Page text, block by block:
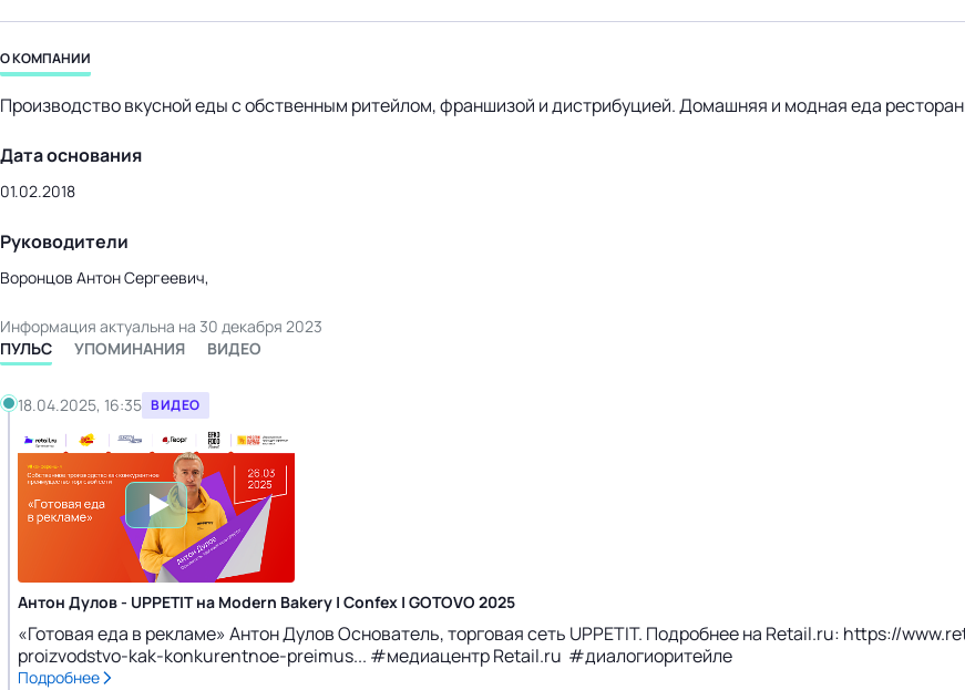
бизнес-центр
О КОМПАНИИ
Производство вкусной еды с обственным ритейлом, франшизой и дистрибуцией. Домашняя и модная еда
Дата основания
01.02.2018
Руководители
Воронцов Антон Сергеевич,
Информация актуальна на 30 декабря 2023
ПУЛЬС
УПОМИНАНИЯ ВИДЕО
18.04.2025, 16:35 ВИДЕО
Антон Дулов - UPPETIT на Modern Bakery | Confex | GOTOVO 2025
«Готовая еда в рекламе» Антон Дулов Основатель, торговая сеть UPPETIT. Подробнее на Retail.ru: https://
proizvodstvo-kak-konkurentnoe-preimus... #медиацентр Retail.ru #диалогиоритейле
Подробнее